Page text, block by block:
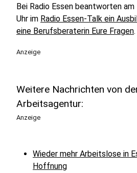
Bei Radio Essen beantworten
Uhr im Radio Essen-Talk ein
eine Berufsberaterin Eure Fragen.
Anzeige
Weitere Nachrichten von
Arbeitsagentur:
Anzeige
Wieder mehr Arbeitslose in
Hoffnung